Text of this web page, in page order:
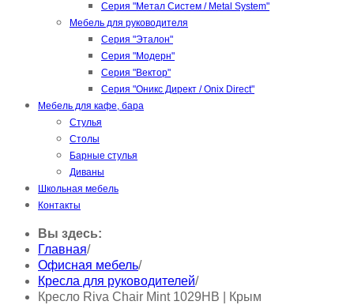
Серия "Метал Систем / Metal System"
Мебель для руководителя
Серия "Эталон"
Серия "Модерн"
Серия "Вектор"
Серия "Оникс Директ / Onix Direct"
Мебель для кафе, бара
Стулья
Столы
Барные стулья
Диваны
Школьная мебель
Контакты
Вы здесь:
Главная/
Офисная мебель/
Кресла для руководителей/
Кресло Riva Chair Mint 1029HB | Крым